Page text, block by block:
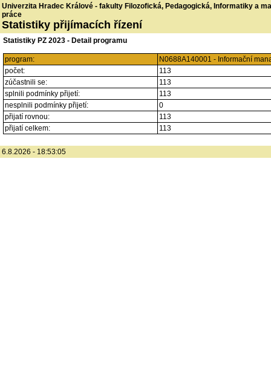
Univerzita Hradec Králové - fakulty Filozofická, Pedagogická, Informatiky a
práce
Statistiky přijímacích řízení
Statistiky PZ 2023 - Detail programu
program:
N0688A140001 - Informační
počet:
113
zúčastnili se:
113
splnili podmínky přijetí:
113
nesplnili podmínky přijetí:
0
přijatí rovnou:
113
přijatí celkem:
113
6.8.2026 - 18:53:05